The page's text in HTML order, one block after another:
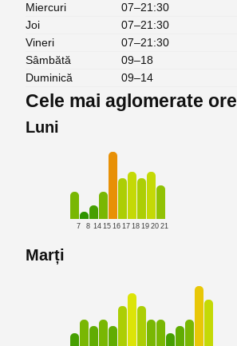
Miercuri
07–21:30
Joi
07–21:30
Vineri
07–21:30
Sâmbătă
09–18
Duminică
09–14
Cele mai aglomerate ore
Luni
7 8 14 15 16 17 18 19 20 21
Marți